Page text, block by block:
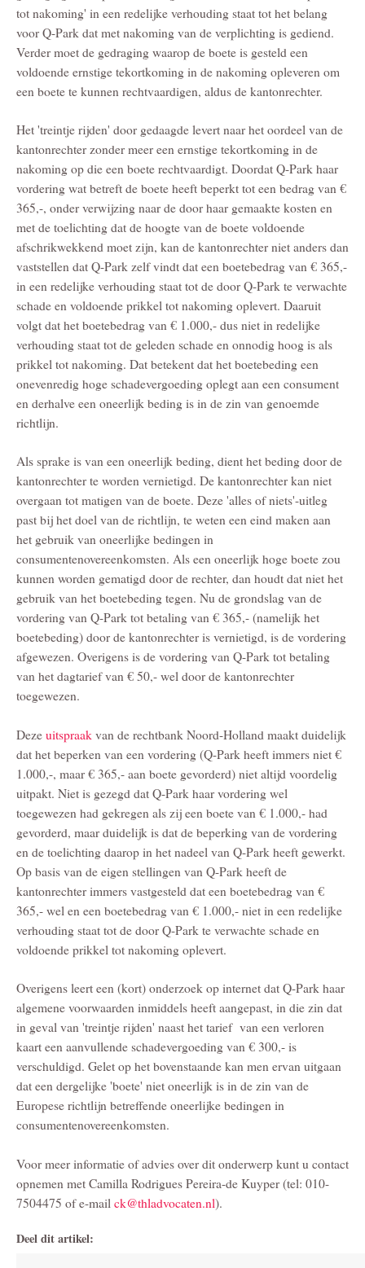
tot nakoming' in een redelijke verhouding staat tot het belang
voor Q-Park dat met nakoming van de verplichting is gediend.
Verder moet de gedraging waarop de boete is gesteld een
voldoende ernstige tekortkoming in de nakoming opleveren om
een boete te kunnen rechtvaardigen, aldus de kantonrechter.
Het 'treintje rijden' door gedaagde levert naar het oordeel van de
kantonrechter zonder meer een ernstige tekortkoming in de
nakoming op die een boete rechtvaardigt. Doordat Q-Park haar
vordering wat betreft de boete heeft beperkt tot een bedrag van €
365,-, onder verwijzing naar de door haar gemaakte kosten en
met de toelichting dat de hoogte van de boete voldoende
afschrikwekkend moet zijn, kan de kantonrechter niet anders dan
vaststellen dat Q-Park zelf vindt dat een boetebedrag van € 365,-
in een redelijke verhouding staat tot de door Q-Park te verwachte
schade en voldoende prikkel tot nakoming oplevert. Daaruit
volgt dat het boetebedrag van € 1.000,- dus niet in redelijke
verhouding staat tot de geleden schade en onnodig hoog is als
prikkel tot nakoming. Dat betekent dat het boetebeding een
onevenredig hoge schadevergoeding oplegt aan een consument
en derhalve een oneerlijk beding is in de zin van genoemde
richtlijn.
Als sprake is van een oneerlijk beding, dient het beding door de
kantonrechter te worden vernietigd. De kantonrechter kan niet
overgaan tot matigen van de boete. Deze 'alles of niets'-uitleg
past bij het doel van de richtlijn, te weten een eind maken aan
het gebruik van oneerlijke bedingen in
consumentenovereenkomsten. Als een oneerlijk hoge boete zou
kunnen worden gematigd door de rechter, dan houdt dat niet het
gebruik van het boetebeding tegen. Nu de grondslag van de
vordering van Q-Park tot betaling van € 365,- (namelijk het
boetebeding) door de kantonrechter is vernietigd, is de vordering
afgewezen. Overigens is de vordering van Q-Park tot betaling
van het dagtarief van € 50,- wel door de kantonrechter
toegewezen.
Deze uitspraak van de rechtbank Noord-Holland maakt duidelijk
dat het beperken van een vordering (Q-Park heeft immers niet €
1.000,-, maar € 365,- aan boete gevorderd) niet altijd voordelig
uitpakt. Niet is gezegd dat Q-Park haar vordering wel
toegewezen had gekregen als zij een boete van € 1.000,- had
gevorderd, maar duidelijk is dat de beperking van de vordering
en de toelichting daarop in het nadeel van Q-Park heeft gewerkt.
Op basis van de eigen stellingen van Q-Park heeft de
kantonrechter immers vastgesteld dat een boetebedrag van €
365,- wel en een boetebedrag van € 1.000,- niet in een redelijke
verhouding staat tot de door Q-Park te verwachte schade en
voldoende prikkel tot nakoming oplevert.
Overigens leert een (kort) onderzoek op internet dat Q-Park haar
algemene voorwaarden inmiddels heeft aangepast, in die zin dat
in geval van 'treintje rijden' naast het tarief van een verloren
kaart een aanvullende schadevergoeding van € 300,- is
verschuldigd. Gelet op het bovenstaande kan men ervan uitgaan
dat een dergelijke 'boete' niet oneerlijk is in de zin van de
Europese richtlijn betreffende oneerlijke bedingen in
consumentenovereenkomsten.
Voor meer informatie of advies over dit onderwerp kunt u contact
opnemen met Camilla Rodrigues Pereira-de Kuyper (tel: 010-
7504475 of e-mail ck@thladvocaten.nl).
Deel dit artikel: